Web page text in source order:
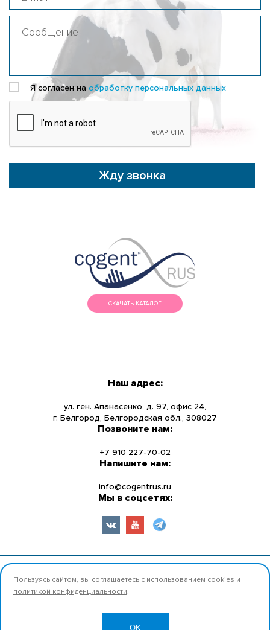
Я согласен на обработку персональных данных
Жду звонка
СКАЧАТЬ КАТАЛОГ
НОВОСТИ
УСЛУГИ
ИНФОРМАЦИЯ
КОНТАКТЫ
Наш адрес:
ул. ген. Апанасенко, д. 97, офис 24,
г. Белгород, Белгородская обл., 308027
Позвоните нам:
+7 910 227-70-02
Напишите нам:
info@cogentrus.ru
Мы в соцсетях:
© 2026 ООО «Коджент Рус» Все права защищены.
Пользуясь сайтом, вы соглашаетесь с использованием cookies и
политикой конфиденциальности.
OK